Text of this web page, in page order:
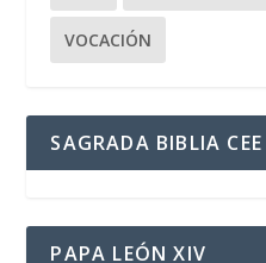
VOCACIÓN
SAGRADA BIBLIA CEE
PAPA LEÓN XIV